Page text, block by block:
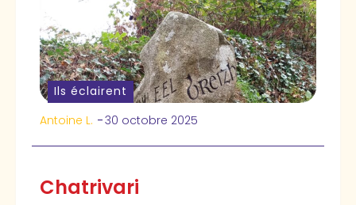
Ils éclairent
Antoine L. -30 octobre 2025
Chatrivari